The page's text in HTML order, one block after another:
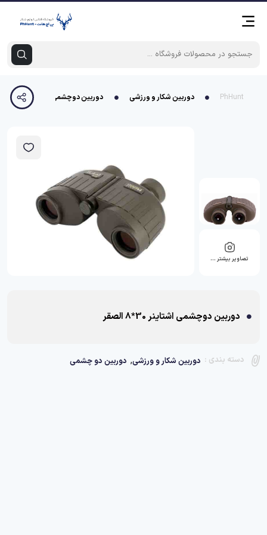
PhHunt دوربین شکار و ورزشی دوربین دوچشمی اشتاینر 30*8 الصقر
تصاویر بیشتر …
دوربین دوچشمی اشتاینر 30*8 الصقر
دسته بندی : دوربین شکار و ورزشی, دوربین دو چشمی